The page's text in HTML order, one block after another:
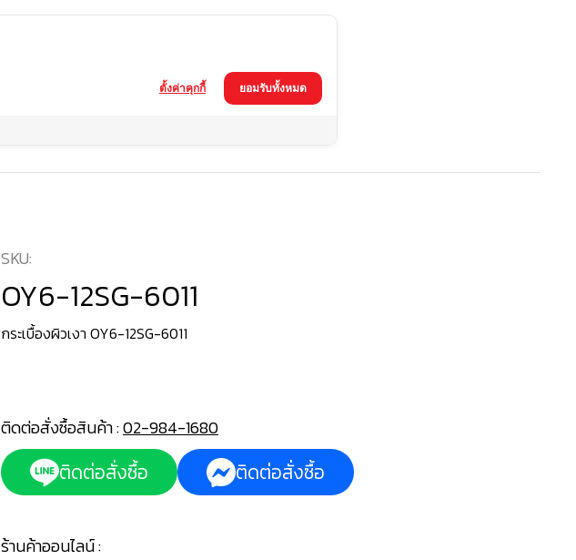
SKU:
OY6-12SG-6011
กระเบื้องผิวเงา OY6-12SG-6011
ติดต่อสั่งซื้อสินค้า :02-984-1680
ติดต่อสั่งซื้อ ติดต่อสั่งซื้อ
ร้านค้าออนไลน์ :
ยอมรับทั้งหมด
ตั้งค่าคุกกี้